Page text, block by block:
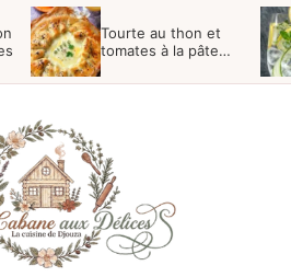
Tourte au thon et
tomates à la pâte